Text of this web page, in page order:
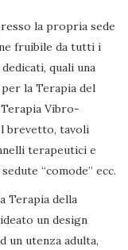
la propria sede
fruibile da tutti i
quali una
la Terapia del
Vibro-
brevetto, tavoli
terapeutici e
“comode” ecc.
Terapia della
un design
un utenza adulta,